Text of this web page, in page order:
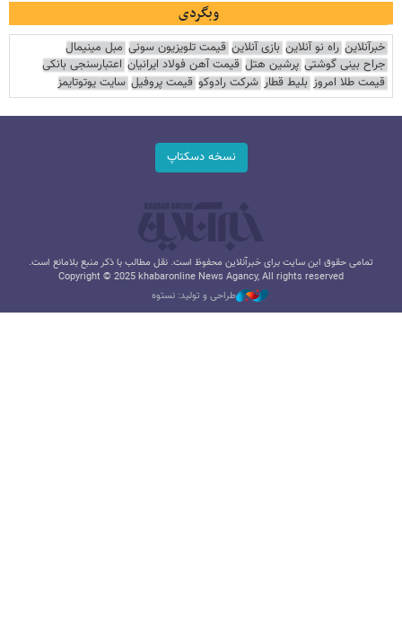
وبگردی
خبرآنلاین راه نو آنلاین بازی آنلاین قیمت تلویزیون سونی مبل مینیمال
جراح بینی گوشتی پرشین هتل قیمت آهن فولاد ایرانیان اعتبارسنجی بانکی
قیمت طلا امروز بلیط قطار شرکت رادوکو قیمت پروفیل سایت یوتوتایمز
نسخه دسکتاپ
تمامی حقوق این سایت برای خبرآنلاین محفوظ است. نقل مطالب با ذکر منبع بلامانع است.
Copyright © 2025 khabaronline News Agancy, All rights reserved
طراحی و تولید: نستوه